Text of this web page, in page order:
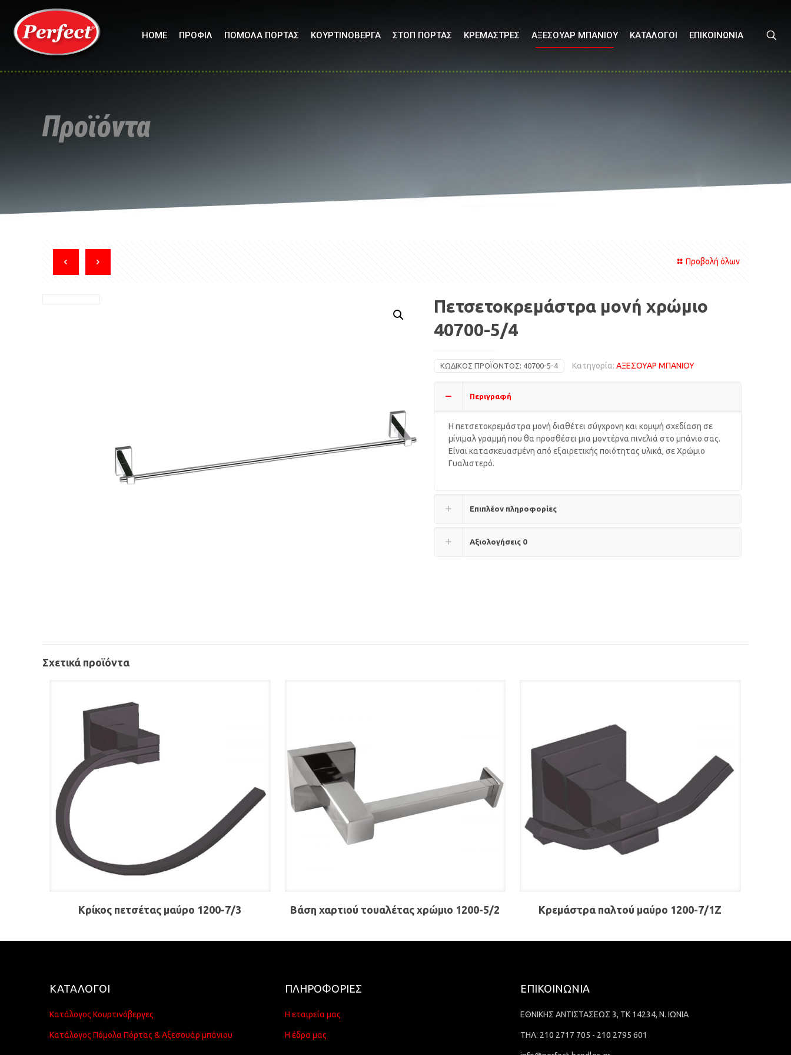
HOME ΠΡΟΦΙΛ ΠΟΜΟΛΑ ΠΟΡΤΑΣ ΚΟΥΡΤΙΝΟΒΕΡΓΑ ΣΤΟΠ ΠΟΡΤΑΣ ΚΡΕΜΑΣΤΡΕΣ ΑΞΕΣΟΥΑΡ ΜΠΑΝΙΟΥ ΚΑΤΑΛΟΓΟΙ ΕΠΙΚΟΙΝΩΝΙΑ
Προϊόντα
Προβολή όλων
Πετσετοκρεμάστρα μονή χρώμιο
40700-5/4
ΚΩΔΙΚΌΣ ΠΡΟΪΌΝΤΟΣ: 40700-5-4 Κατηγορία: ΑΞΕΣΟΥΑΡ ΜΠΑΝΙΟΥ
Περιγραφή
Η πετσετοκρεμάστρα μονή διαθέτει σύγχρονη και κομψή σχεδίαση σε
μίνιμαλ γραμμή που θα προσθέσει μια μοντέρνα πινελιά στο μπάνιο σας.
Είναι κατασκευασμένη από εξαιρετικής ποιότητας υλικά, σε Χρώμιο
Γυαλιστερό.
Επιπλέον πληροφορίες
Αξιολογήσεις 0
Σχετικά προϊόντα
Κρίκος πετσέτας μαύρο 1200-7/3 Βάση χαρτιού τουαλέτας χρώμιο 1200-5/2 Κρεμάστρα παλτού μαύρο 1200-7/1Ζ
ΚΑΤΑΛΟΓΟΙ
Κατάλογος Κουρτινόβεργες
Κατάλογος Πόμολα Πόρτας & Αξεσουάρ μπάνιου
ΠΛΗΡΟΦΟΡΙΕΣ
Η εταιρεία μας
Η έδρα μας
ΕΠΙΚΟΙΝΩΝΙΑ
ΕΘΝΙΚΗΣ ΑΝΤΙΣΤΑΣΕΩΣ 3, ΤΚ 14234, Ν. ΙΩΝΙΑ
ΤΗΛ: 210 2717 705 - 210 2795 601